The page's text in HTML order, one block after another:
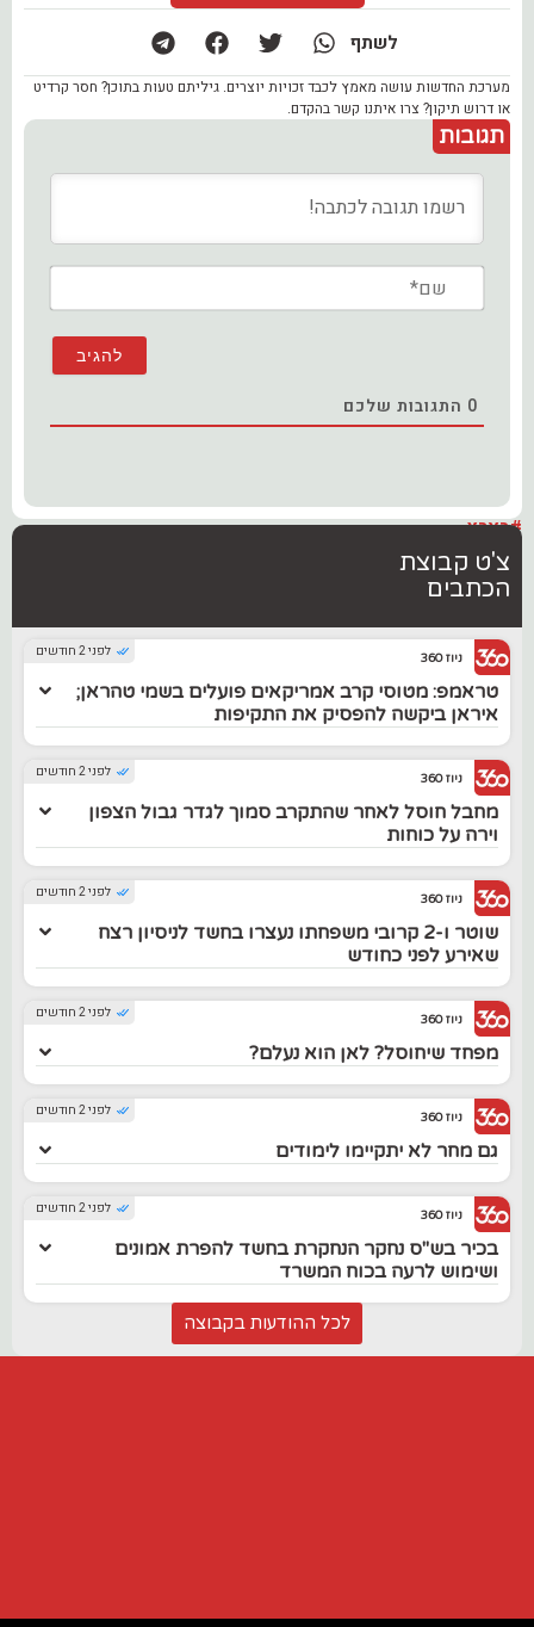
לשתף
מערכת החדשות עושה מאמץ לכבד זכויות יוצרים. גיליתם טעות בתוכן? חסר קרדיט
או דרוש תיקון? צרו איתנו קשר בהקדם.
תגובות
0 התגובות שלכם
#בארץ
צ'ט קבוצת
הכתבים
לפני 2 חודשים ניוז 360
טראמפ: מטוסי קרב אמריקאים פועלים בשמי טהראן;
איראן ביקשה להפסיק את התקיפות
לפני 2 חודשים ניוז 360
מחבל חוסל לאחר שהתקרב סמוך לגדר גבול הצפון
וירה על כוחות
לפני 2 חודשים ניוז 360
שוטר ו-2 קרובי משפחתו נעצרו בחשד לניסיון רצח
שאירע לפני כחודש
לפני 2 חודשים ניוז 360
מפחד שיחוסל? לאן הוא נעלם?
לפני 2 חודשים ניוז 360
גם מחר לא יתקיימו לימודים
לפני 2 חודשים ניוז 360
בכיר בש"ס נחקר הנחקרת בחשד להפרת אמונים
ושימוש לרעה בכוח המשרד
לכל ההודעות בקבוצה